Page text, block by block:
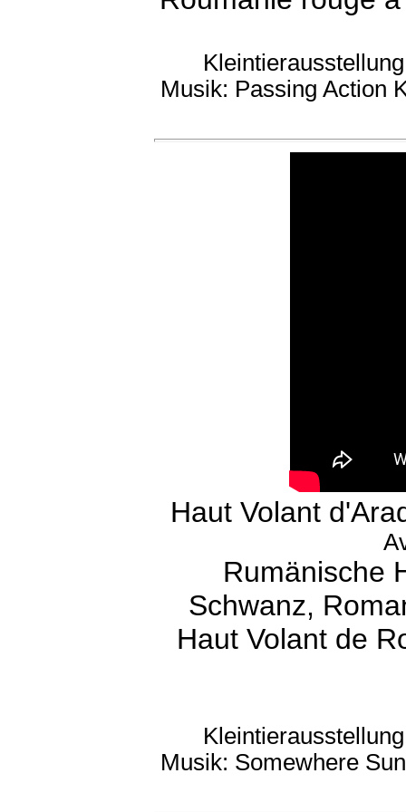
Musik: Passing Action
Haut Volant
Rumänische
Schwanz,
Haut Volant de
Musik: Somewhere